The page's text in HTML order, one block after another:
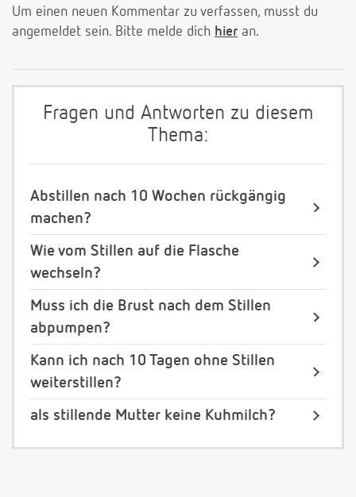
Um einen neuen Kommentar zu verfassen, musst du
angemeldet sein. Bitte melde dich hier an.
Fragen und Antworten zu diesem
Thema:
Abstillen nach 10 Wochen rückgängig
machen?
Wie vom Stillen auf die Flasche
wechseln?
Muss ich die Brust nach dem Stillen
abpumpen?
Kann ich nach 10 Tagen ohne Stillen
weiterstillen?
als stillende Mutter keine Kuhmilch?